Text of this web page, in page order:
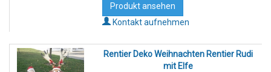
Produkt ansehen
Kontakt aufnehmen
Rentier Deko Weihnachten Rentier Rudi
mit Elfe